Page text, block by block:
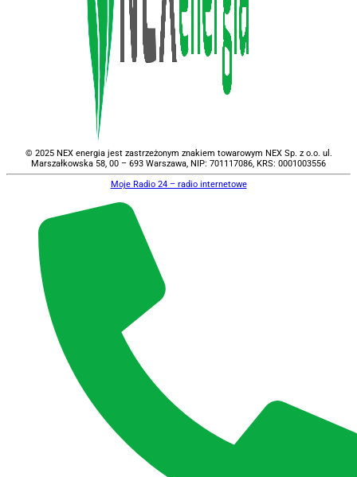
© 2025 NEX energia jest zastrzeżonym znakiem towarowym NEX Sp. z o.o. ul.
Marszałkowska 58, 00 – 693 Warszawa, NIP: 701117086, KRS: 0001003556
Moje Radio 24 – radio internetowe